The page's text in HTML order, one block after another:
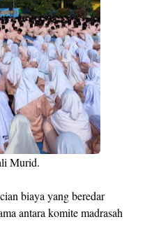
Murid.
biaya yang beredar
antara komite madrasah